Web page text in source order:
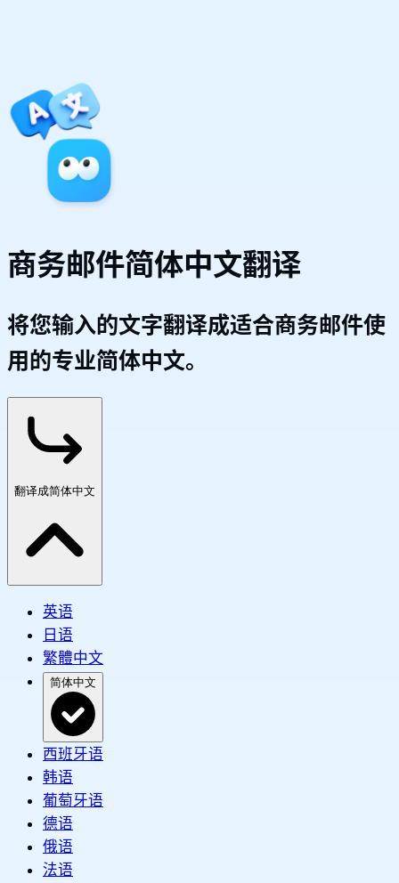
商务邮件简体中文翻译
将您输入的文字翻译成适合商务邮件使
用的专业简体中文。
翻译成简体中文
英语
日语
繁體中文
简体中文
西班牙语
韩语
葡萄牙语
德语
俄语
法语